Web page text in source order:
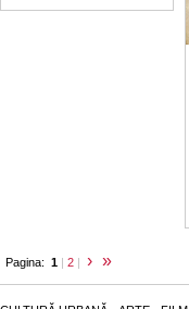
Pagina: 1 | 2 | › »